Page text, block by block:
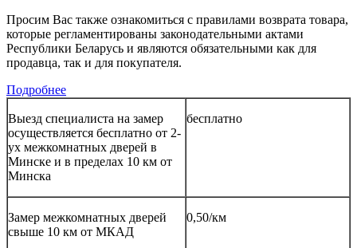
Просим Вас также ознакомиться с правилами возврата товара,
которые регламентированы законодательными актами
Республики Беларусь и являются обязательными как для
продавца, так и для покупателя.
Подробнее
Выезд специалиста на замер
осуществляется бесплатно от 2-
ух межкомнатных дверей в
Минске и в пределах 10 км от
Минска
бесплатно
Замер межкомнатных дверей
свыше 10 км от МКАД
0,50/км